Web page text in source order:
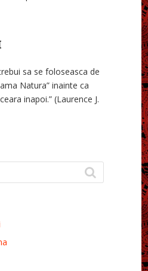
sa se foloseasca de
Natura” inainte ca
inapoi.” (Laurence J.